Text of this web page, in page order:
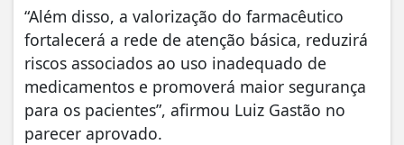
“Além disso, a valorização do farmacêutico
fortalecerá a rede de atenção básica, reduzirá
riscos associados ao uso inadequado de
medicamentos e promoverá maior segurança
para os pacientes”, afirmou Luiz Gastão no
parecer aprovado.